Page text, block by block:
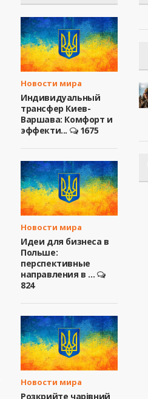
Новости мира
Индивидуальный
трансфер Киев-
Варшава: Комфорт и
эффекти...
1675
Новости мира
Идеи для бизнеса в
Польше:
перспективные
направления в ...
824
Новости мира
Розкрийте чарівний